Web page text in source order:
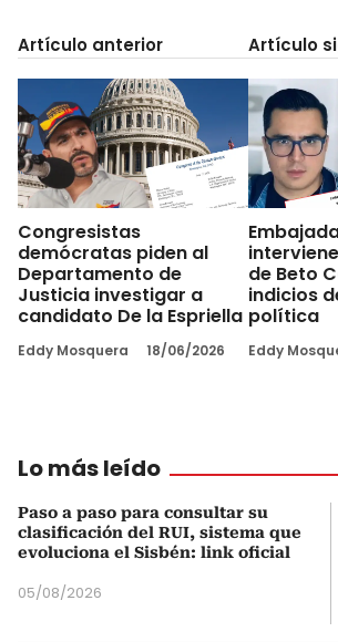
Artículo anterior
Congresistas
demócratas piden al
Departamento de
Justicia investigar a
candidato De la Espriella
Eddy Mosquera 18/06/2026
Artículo
de Beto
indicios
política
Eddy
Lo más leído
Paso a paso para consultar su
clasificación del RUI, sistema que
evoluciona el Sisbén: link oficial
05/08/2026